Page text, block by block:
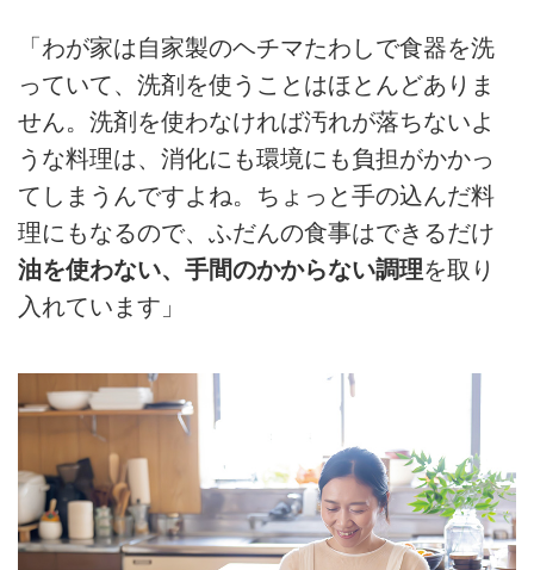
「わが家は自家製のヘチマたわしで食器を洗
っていて、洗剤を使うことはほとんどありま
せん。洗剤を使わなければ汚れが落ちないよ
うな料理は、消化にも環境にも負担がかかっ
てしまうんですよね。ちょっと手の込んだ料
理にもなるので、ふだんの食事はできるだけ
油を使わない、手間のかからない調理を取り
入れています」